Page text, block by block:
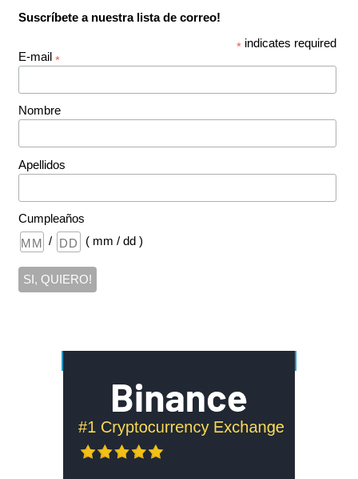
Suscríbete a nuestra lista de correo!
* indicates required
E-mail *
Nombre
Apellidos
Cumpleaños
/
( mm / dd )